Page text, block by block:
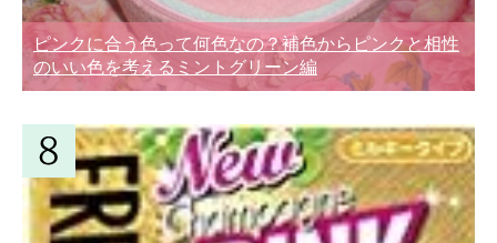
ピンクに合う色って何色なの？補色からピンクと相性
のいい色を考えるミントグリーン編